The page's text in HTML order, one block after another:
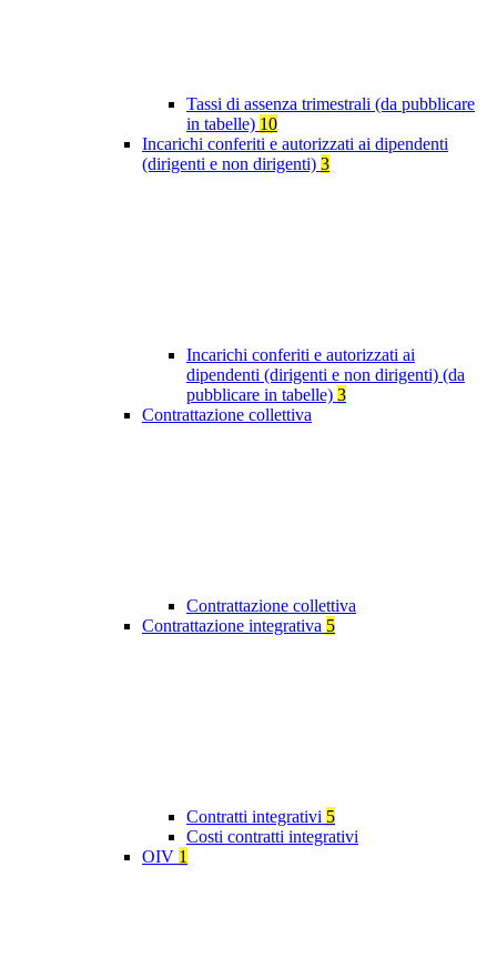
Tassi di assenza trimestrali (da pubblicare
in tabelle) 10
Incarichi conferiti e autorizzati ai dipendenti
(dirigenti e non dirigenti) 3
Incarichi conferiti e autorizzati ai
dipendenti (dirigenti e non dirigenti) (da
pubblicare in tabelle) 3
Contrattazione collettiva
Contrattazione collettiva
Contrattazione integrativa 5
Contratti integrativi 5
Costi contratti integrativi
OIV 1